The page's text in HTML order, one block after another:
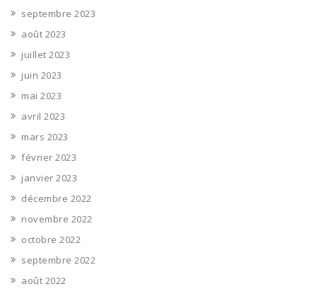
septembre 2023
août 2023
juillet 2023
juin 2023
mai 2023
avril 2023
mars 2023
février 2023
janvier 2023
décembre 2022
novembre 2022
octobre 2022
septembre 2022
août 2022